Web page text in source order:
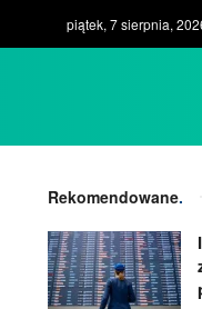
piątek, 7 sierpnia,
Rekomendowane.